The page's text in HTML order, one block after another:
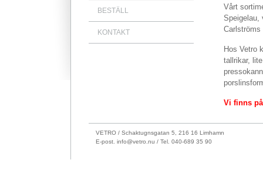
BESTÄLL
KONTAKT
Vårt
Speigelau,
Hos Vetro
tallrikar,
Vi finns
VETRO / Schaktugnsgatan 5, 216 16 Limhamn
E-post. info@vetro.nu / Tel. 040-689 35 90